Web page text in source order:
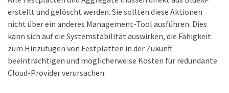
erstellt und gelöscht werden. Sie sollten diese Aktionen
nicht über ein anderes Management-Tool ausführen. Dies
kann sich auf die Systemstabilität auswirken, die Fähigkeit
zum Hinzufügen von Festplatten in der Zukunft
beeinträchtigen und möglicherweise Kosten für redundante
Cloud-Provider verursachen.